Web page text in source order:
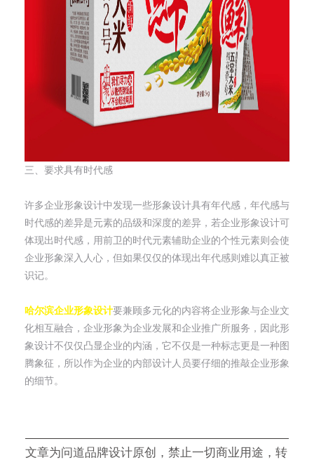
三、要求具有时代感
许多企业形象设计中发现一些形象设计具有年代感，年代感与
时代感的差异是元素的品级和深度的差异，若企业形象设计可
体现出时代感，用前卫的时代元素辅助企业的个性元素则会使
企业形象深入人心，但如果仅仅的体现出年代感则难以真正被
识记。
哈尔滨企业形象设计要兼顾多元化的内容将企业形象与企业文
化相互融合，企业形象为企业发展和企业推广所服务，因此形
象设计不仅仅凸显企业的内涵，它不仅是一种标志更是一种图
腾象征，所以作为企业的内部设计人员要仔细的推敲企业形象
的细节。
文章为问道品牌设计原创，禁止一切商业用途，转